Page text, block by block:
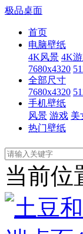
极品桌面
首页
电脑壁纸
4K风景 4K
7680x4320
全部尺寸
7680x4320
手机壁纸
风景 游戏 美
热门壁纸
当前位